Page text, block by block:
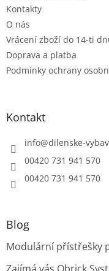
Kontakty
O nás
Vrácení zboží do 14-ti
Doprava a platba
Podmínky ochrany
Kontakt
info@dilenske-
00420 731 941 570
00420 731 941 570
Blog
Modulární přístřešky
Zajímá vás Qbrick